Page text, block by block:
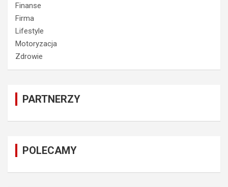
Finanse
Firma
Lifestyle
Motoryzacja
Zdrowie
PARTNERZY
POLECAMY